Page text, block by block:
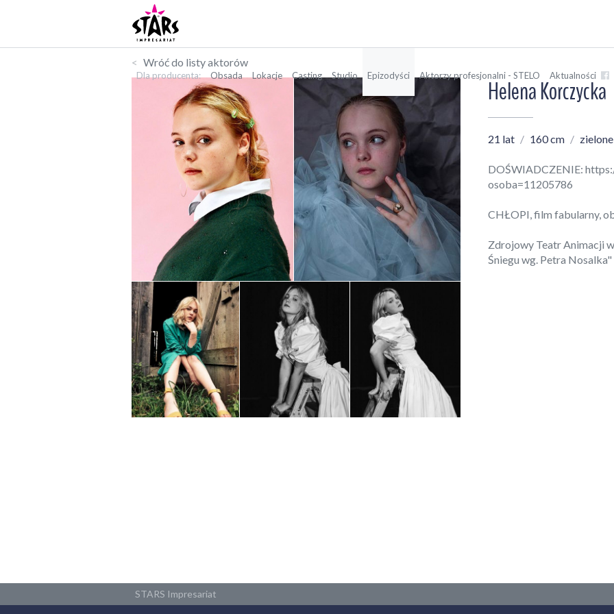
Dla producenta Obsada Lokacje Casting Studio Epizodyści Aktorzy profesjonalni - STELO Aktualności
Wróć do listy aktorów
Helena Korczycka
21 lat 160 cm
DOŚWIADCZENIE:
osoba=11205786
CHŁOPI, film fabularny,
Zdrojowy Teatr Animacji
Śniegu wg. Petra
STARS Impresariat